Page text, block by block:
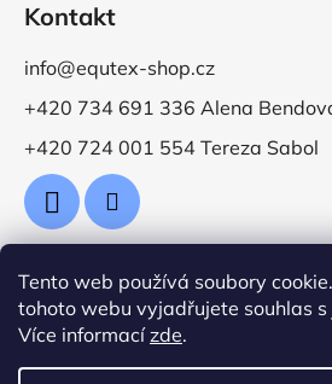
Tento web používá soubory
tohoto webu vyjadřujete souhlas s
Více informacízde.
Kontakt
info@equtex-shop.cz
+420 734 691 336 Alena
+420 724 001 554 Tereza Sabol
Přijímáme online platby